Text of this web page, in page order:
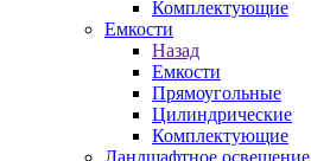
Комплектующие
Емкости
Назад
Емкости
Прямоугольные
Цилиндрические
Комплектующие
Ландшафтное освещение